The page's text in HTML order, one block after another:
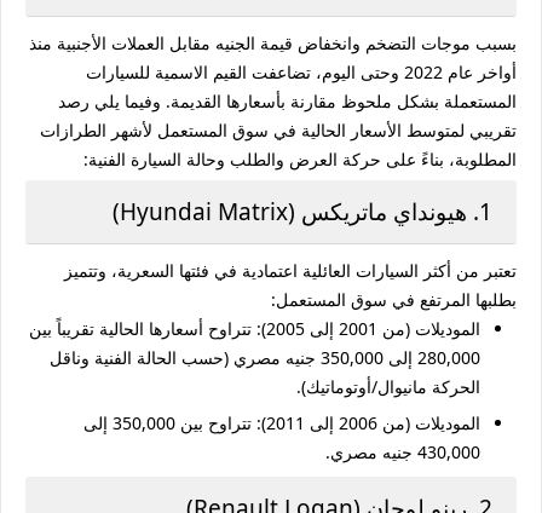
بسبب موجات التضخم وانخفاض قيمة الجنيه مقابل العملات الأجنبية منذ
أواخر عام 2022 وحتى اليوم، تضاعفت القيم الاسمية للسيارات
المستعملة بشكل ملحوظ مقارنة بأسعارها القديمة. وفيما يلي رصد
تقريبي لمتوسط الأسعار الحالية في سوق المستعمل لأشهر الطرازات
المطلوبة، بناءً على حركة العرض والطلب وحالة السيارة الفنية:
1. هيونداي ماتريكس (Hyundai Matrix)
تعتبر من أكثر السيارات العائلية اعتمادية في فئتها السعرية، وتتميز
بطلبها المرتفع في سوق المستعمل:
الموديلات (من 2001 إلى 2005):
تتراوح أسعارها الحالية تقريباً بين
280,000 إلى 350,000 جنيه مصري
(حسب الحالة الفنية وناقل
الحركة مانيوال/أوتوماتيك).
الموديلات (من 2006 إلى 2011):
تتراوح بين
350,000 إلى
430,000 جنيه مصري
.